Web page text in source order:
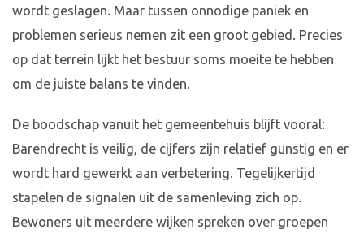
wordt geslagen. Maar tussen onnodige paniek en
problemen serieus nemen zit een groot gebied. Precies
op dat terrein lijkt het bestuur soms moeite te hebben
om de juiste balans te vinden.
De boodschap vanuit het gemeentehuis blijft vooral:
Barendrecht is veilig, de cijfers zijn relatief gunstig en er
wordt hard gewerkt aan verbetering. Tegelijkertijd
stapelen de signalen uit de samenleving zich op.
Bewoners uit meerdere wijken spreken over groepen